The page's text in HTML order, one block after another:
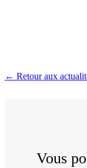
← Retour aux
Vous